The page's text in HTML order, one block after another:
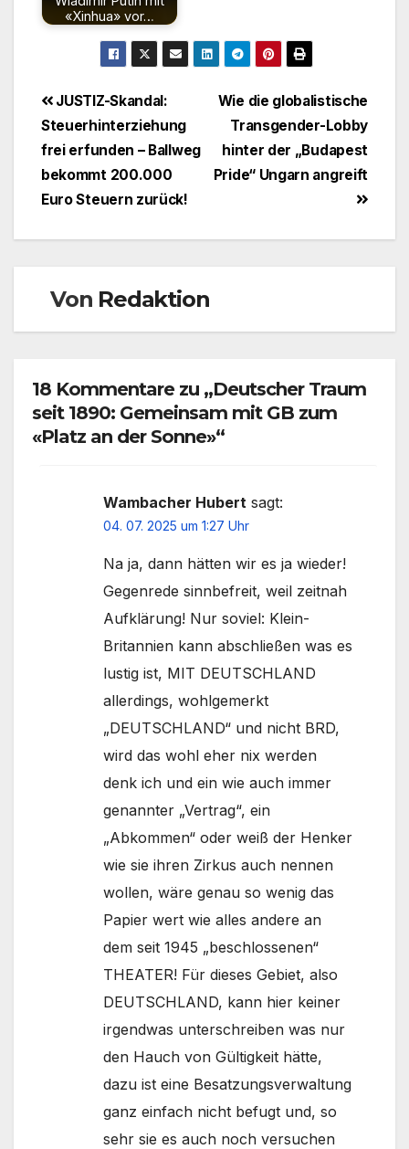
«Xinhua» vor…
Beitragsnavigation
Wie die globalistische
Transgender-Lobby
hinter der „Budapest
Pride“ Ungarn angreift
JUSTIZ-Skandal:
Steuerhinterziehung
frei erfunden – Ballweg
bekommt 200.000
Euro Steuern zurück!
Von Redaktion
18 Kommentare zu „Deutscher Traum
seit 1890: Gemeinsam mit GB zum
«Platz an der Sonne»“
Wambacher Hubert sagt:
04. 07. 2025 um 1:27 Uhr
Na ja, dann hätten wir es ja wieder!
Gegenrede sinnbefreit, weil zeitnah
Aufklärung! Nur soviel: Klein-
Britannien kann abschließen was es
lustig ist, MIT DEUTSCHLAND
allerdings, wohlgemerkt
„DEUTSCHLAND“ und nicht BRD,
wird das wohl eher nix werden
denk ich und ein wie auch immer
genannter „Vertrag“, ein
„Abkommen“ oder weiß der Henker
wie sie ihren Zirkus auch nennen
wollen, wäre genau so wenig das
Papier wert wie alles andere an
dem seit 1945 „beschlossenen“
THEATER! Für dieses Gebiet, also
DEUTSCHLAND, kann hier keiner
irgendwas unterschreiben was nur
den Hauch von Gültigkeit hätte,
dazu ist eine Besatzungsverwaltung
ganz einfach nicht befugt und, so
sehr sie es auch noch versuchen